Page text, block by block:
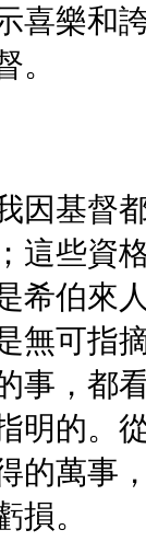
喜樂和
。
因基督
些資
希伯來
無可指
事，都
明的。
的萬事
損。